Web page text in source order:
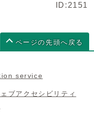
ID:2151
ページの先頭へ戻る
service
ブアクセシビリティ